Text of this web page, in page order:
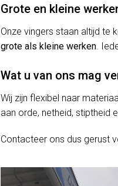
Grote en kleine
Onze vingers staan altijd te
grote als kleine werken .
Wat u van ons mag
Wij zijn flexibel naar
aan orde, netheid, stiptheid
Contacteer ons dus gerust